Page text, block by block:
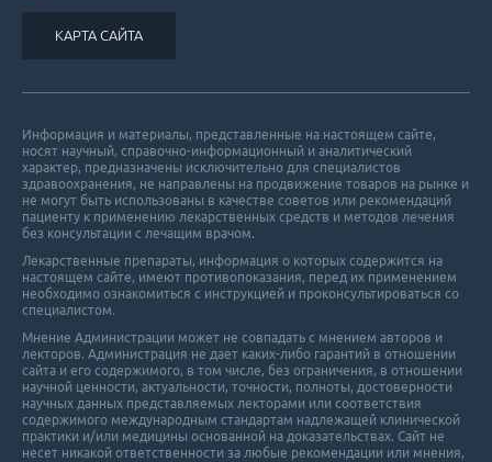
КАРТА САЙТА
Информация и материалы, представленные на настоящем сайте,
носят научный, справочно-информационный и аналитический
характер, предназначены исключительно для специалистов
здравоохранения, не направлены на продвижение товаров на рынке и
не могут быть использованы в качестве советов или рекомендаций
пациенту к применению лекарственных средств и методов лечения
без консультации с лечащим врачом.
Лекарственные препараты, информация о которых содержится на
настоящем сайте, имеют противопоказания, перед их применением
необходимо ознакомиться с инструкцией и проконсультироваться со
специалистом.
Мнение Администрации может не совпадать с мнением авторов и
лекторов. Администрация не дает каких-либо гарантий в отношении
cайта и его cодержимого, в том числе, без ограничения, в отношении
научной ценности, актуальности, точности, полноты, достоверности
научных данных представляемых лекторами или соответствия
содержимого международным стандартам надлежащей клинической
практики и/или медицины основанной на доказательствах. Сайт не
несет никакой ответственности за любые рекомендации или мнения,